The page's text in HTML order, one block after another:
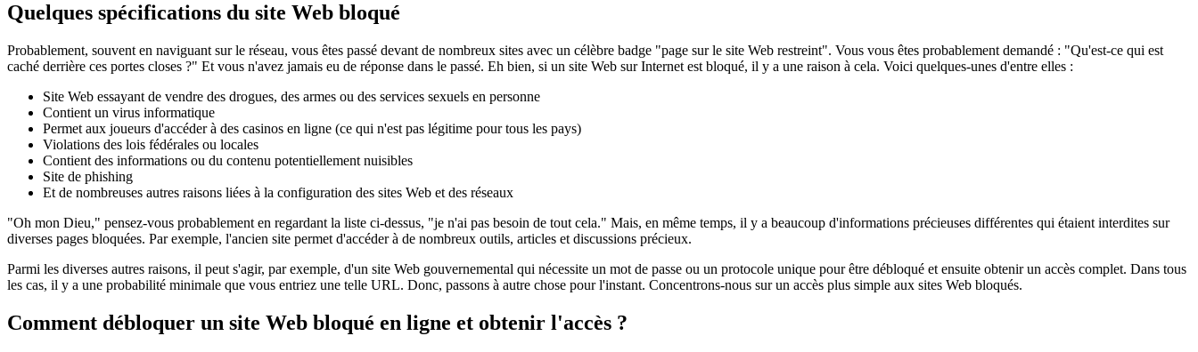
Quelques spécifications du site Web bloqué
Probablement, souvent en naviguant sur le réseau, vous êtes passé devant de nombreux sites avec un célèbre badge "page sur le site Web restreint". Vous vous êtes probablement demandé : "Qu'est-ce qui est
caché derrière ces portes closes ?" Et vous n'avez jamais eu de réponse dans le passé. Eh bien, si un site Web sur Internet est bloqué, il y a une raison à cela. Voici quelques-unes d'entre elles :
Site Web essayant de vendre des drogues, des armes ou des services sexuels en personne
Contient un virus informatique
Permet aux joueurs d'accéder à des casinos en ligne (ce qui n'est pas légitime pour tous les pays)
Violations des lois fédérales ou locales
Contient des informations ou du contenu potentiellement nuisibles
Site de phishing
Et de nombreuses autres raisons liées à la configuration des sites Web et des réseaux
"Oh mon Dieu," pensez-vous probablement en regardant la liste ci-dessus, "je n'ai pas besoin de tout cela." Mais, en même temps, il y a beaucoup d'informations précieuses différentes qui étaient interdites sur
diverses pages bloquées. Par exemple, l'ancien site permet d'accéder à de nombreux outils, articles et discussions précieux.
Parmi les diverses autres raisons, il peut s'agir, par exemple, d'un site Web gouvernemental qui nécessite un mot de passe ou un protocole unique pour être débloqué et ensuite obtenir un accès complet. Dans tous
les cas, il y a une probabilité minimale que vous entriez une telle URL. Donc, passons à autre chose pour l'instant. Concentrons-nous sur un accès plus simple aux sites Web bloqués.
Comment débloquer un site Web bloqué en ligne et obtenir l'accès ?